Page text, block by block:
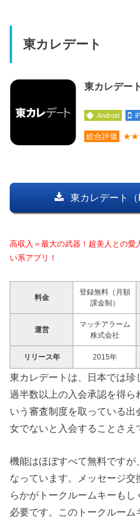
東カレデート
東カレデート
Android
総合評価
東カレデート
高収入＝最大の武器！超美人との
い系アプリ！
料金
登録無料（月額
課金制）
運営
マッチアラーム
株式会社
リリース年 2015年
東カレデートは、日本では珍
過半数以上の入会承認を得ら
いう審査制度を取っている
女でないと入会することさえ
機能はほぼすべて無料ですが
なっています。メッセージ交
らかがトークルームキーも
必要です。このトークルー